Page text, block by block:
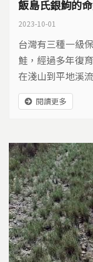
飯島氏銀鮈的
2023-10-01
台灣有三種一級
鮭，經過多年復
在淺山到平地溪
與人類生活環境
相對不足。究竟
閱讀更多